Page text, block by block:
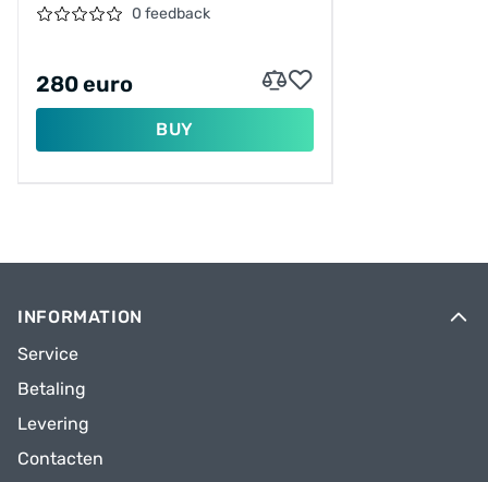
0 feedback
280 euro
BUY
INFORMATION
Service
Betaling
Levering
Contacten